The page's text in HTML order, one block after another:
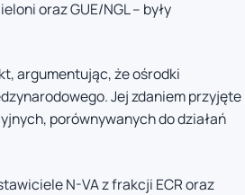
oraz GUE/NGL – były
argumentując, że ośrodki
Jej zdaniem przyjęte
porównywanych do działań
N-VA z frakcji ECR oraz